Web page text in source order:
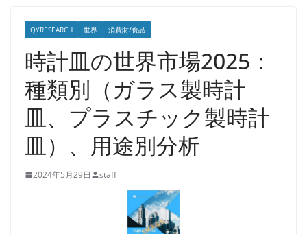
QYRESEARCH 世界 消費財/食品
時計皿の世界市場2025：
種類別（ガラス製時計
皿、プラスチック製時計
皿）、用途別分析
2024年5月29日 staff